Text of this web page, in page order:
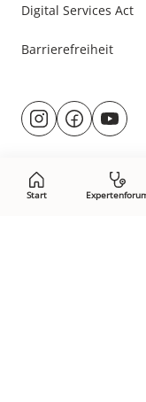
Start
Digital Services Act
Barrierefreiheit
Besuche
uns@rund.ums.baby